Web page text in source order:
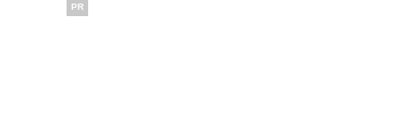
PR